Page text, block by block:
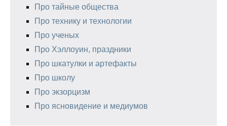
Про тайные общества
Про технику и технологии
Про ученых
Про Хэллоуин, праздники
Про шкатулки и артефакты
Про школу
Про экзорцизм
Про ясновидение и медиумов